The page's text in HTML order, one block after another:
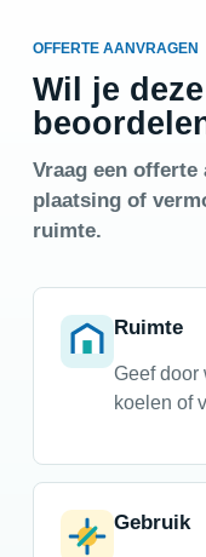
OFFERTE AANVRAGEN
Wil je
Vraag een offerte
plaatsing of
ruimte.
Ruimte
Geef door
koelen of
Gebruik